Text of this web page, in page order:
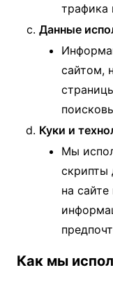
трафика
Данные
сайтом,
Куки и
Мы
скрипты
на
Как мы